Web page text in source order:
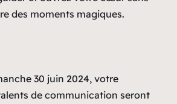
des moments magiques.
30 juin 2024, votre
de communication seront